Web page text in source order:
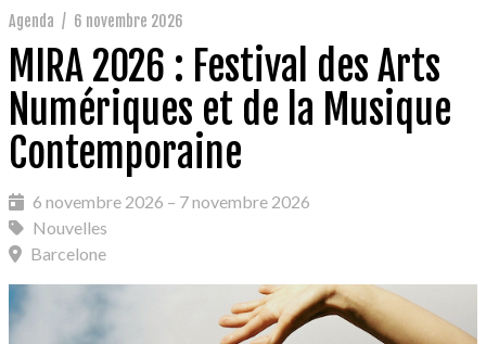
Agenda / 6 novembre 2026
MIRA 2026 : Festival des Arts
Numériques et de la Musique
Contemporaine
6 novembre 2026 – 7 novembre 2026
Nouvelles
Barcelone